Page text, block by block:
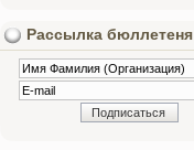
Рассылка бюллетеня